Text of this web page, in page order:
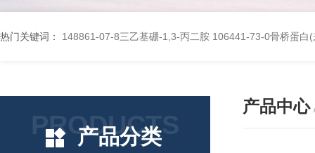
热门关键词： 148861-07-8三乙基硼-1,3-丙二胺 106441-73-0骨桥蛋白
PRODUCTS
产品分类
产品中心